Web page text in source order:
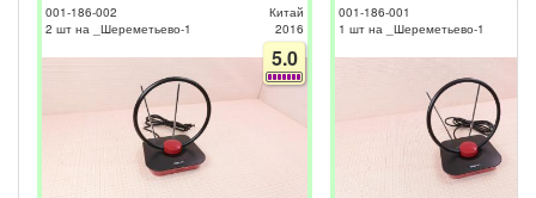
001-186-002
2 шт на _Шереметьево-1
Китай
2016
5.0
001-186-001
1 шт на _Шереметьево-1